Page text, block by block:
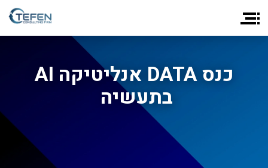
כנס DATA אנליטיקה AI
בתעשיה